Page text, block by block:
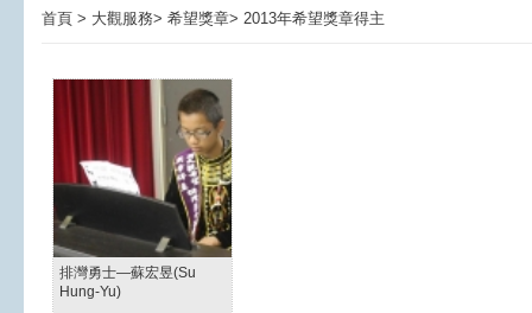
首頁 > 大觀服務> 希望獎章> 2013年希望獎章得主
排灣勇士—蘇宏昱(Su
Hung-Yu)